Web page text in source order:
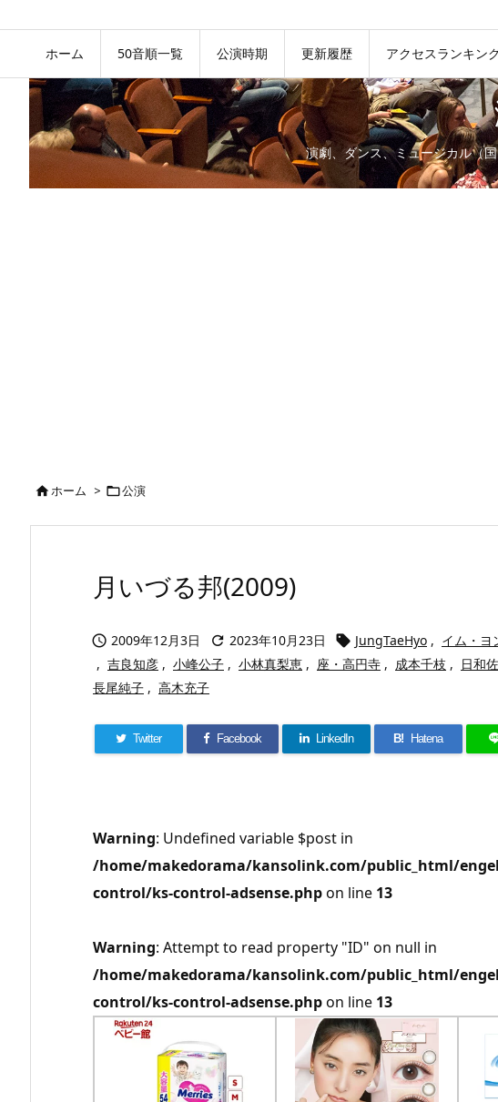
ホーム 50音順一覧 公演時期 更新履歴 アクセスランキン
演劇、ダンス、ミュージカル（
ホーム > 公演
月いづる邦(2009)
 2009年12月3日  2023年10月23日  JungTaeHyo , イム・ヨ
, 吉良知彦 , 小峰公子 , 小林真梨恵 , 座・高円寺 , 成本千枝 , 日和
長尾純子 , 高木充子
Twitter Facebook LinkedIn B! Hatena
Warning: Undefined variable $post in
/home/makedorama/kansolink.com/public_html/
control/ks-control-adsense.phpon line 13
Warning: Attempt to read property "ID" on null in
/home/makedorama/kansolink.com/public_html/
control/ks-control-adsense.phpon line 13